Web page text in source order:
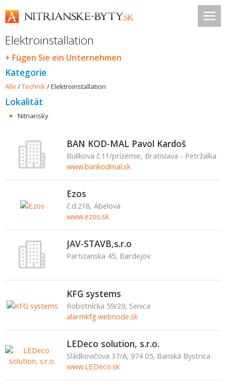
Elektroinstallation
+ Fügen Sie ein Unternehmen
Kategorie
Alle /Technik/Elektroinstallation
Lokalität
Nitriansky
BAN KOD-MAL Pavol Kardoš
Bulíkova č.11/prízemie, Bratislava - Petržalka
www.bankodmal.sk
Ezos
č.d.218, Ábelová
www.ezos.sk
JAV-STAVB,s.r.o
Partizanska 45, Bardejov
KFG systems
Robotnícka 59/29, Senica
alarmkfg.webnode.sk
LEDeco solution, s.r.o.
Sládkovičova 37/A, 974 05, Banská Bystrica
www.LEDeco.sk